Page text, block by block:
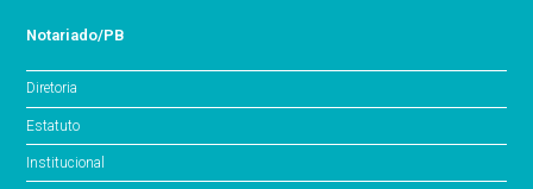
Notariado/PB
Diretoria
Estatuto
Institucional